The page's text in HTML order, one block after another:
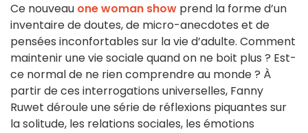
Ce nouveau one woman show prend la forme d’un
inventaire de doutes, de micro-anecdotes et de
pensées inconfortables sur la vie d’adulte. Comment
maintenir une vie sociale quand on ne boit plus ? Est-
ce normal de ne rien comprendre au monde ? À
partir de ces interrogations universelles, Fanny
Ruwet déroule une série de réflexions piquantes sur
la solitude, les relations sociales, les émotions